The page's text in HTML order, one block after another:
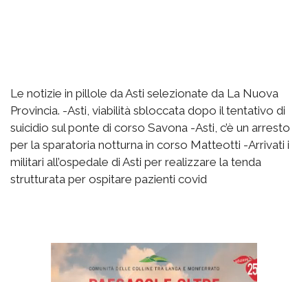
Le notizie in pillole da Asti selezionate da La Nuova
Provincia. -Asti, viabilità sbloccata dopo il tentativo di
suicidio sul ponte di corso Savona -Asti, c’è un arresto
per la sparatoria notturna in corso Matteotti -Arrivati i
militari all’ospedale di Asti per realizzare la tenda
strutturata per ospitare pazienti covid